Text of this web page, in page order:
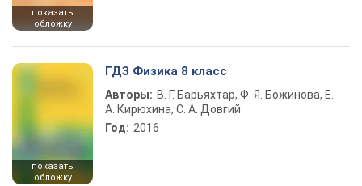
показать
обложку
показать
обложку
ГДЗ Физика 8 класс
Авторы: В. Г. Барьяхтар, Ф. Я. Божинова, Е.
А. Кирюхина, С. А. Довгий
Год: 2016